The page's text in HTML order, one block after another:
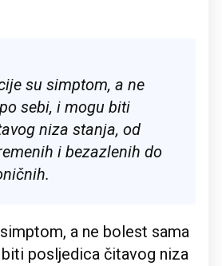
su simptom, a ne
sebi, i mogu biti
niza stanja, od
i bezazlenih do
a ne bolest sama
posljedica čitavog niza